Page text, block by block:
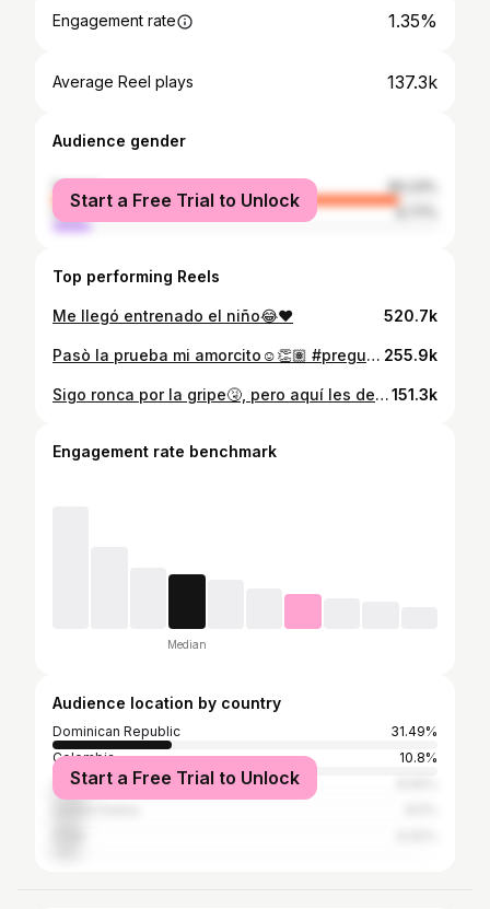
Engagement rate 1.35%
Average Reel plays 137.3k
Audience gender
female
90.23%
male
9.77%
Start a Free Trial to Unlock
Top performing Reels
Me llegó entrenado el niño😂❤️ 520.7k
Pasò la prueba mi amorcito☺️👏🏽 #preguntastrampa #novios #couple 255.9k
Sigo ronca por la gripe🤧, pero aquí les dejo una idea de regalo de San Valentín para sus novios🥰❤️ #sanvalentin #regaloparaminovio #novios151.3k
Engagement rate benchmark
Median
Audience location by country
Dominican Republic
31.49%
Colombia
10.8%
Venezuela
Start a Free Trial to Unlock